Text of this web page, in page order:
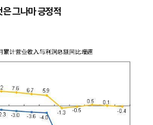
그나마 긍정적